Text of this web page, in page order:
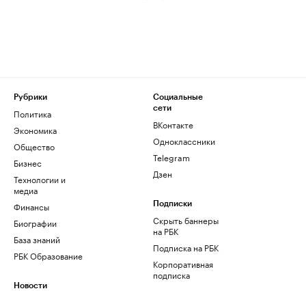
Рубрики
Политика
Экономика
Общество
Бизнес
Технологии и
медиа
Финансы
Биографии
База знаний
РБК Образование
Новости
Социальные
сети
ВКонтакте
Одноклассники
Telegram
Дзен
Подписки
Скрыть баннеры
на РБК
Подписка на РБК
Корпоративная
подписка